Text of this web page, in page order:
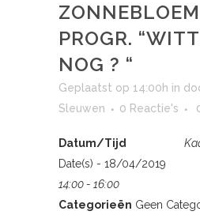
PROGR.
NOG ? “
Geplaatst op 14:00h in
Sleuwen
0 Reactie's
Datum/Tijd
Date(s) - 18/04/2019
14:00 - 16:00
Categorieën Geen